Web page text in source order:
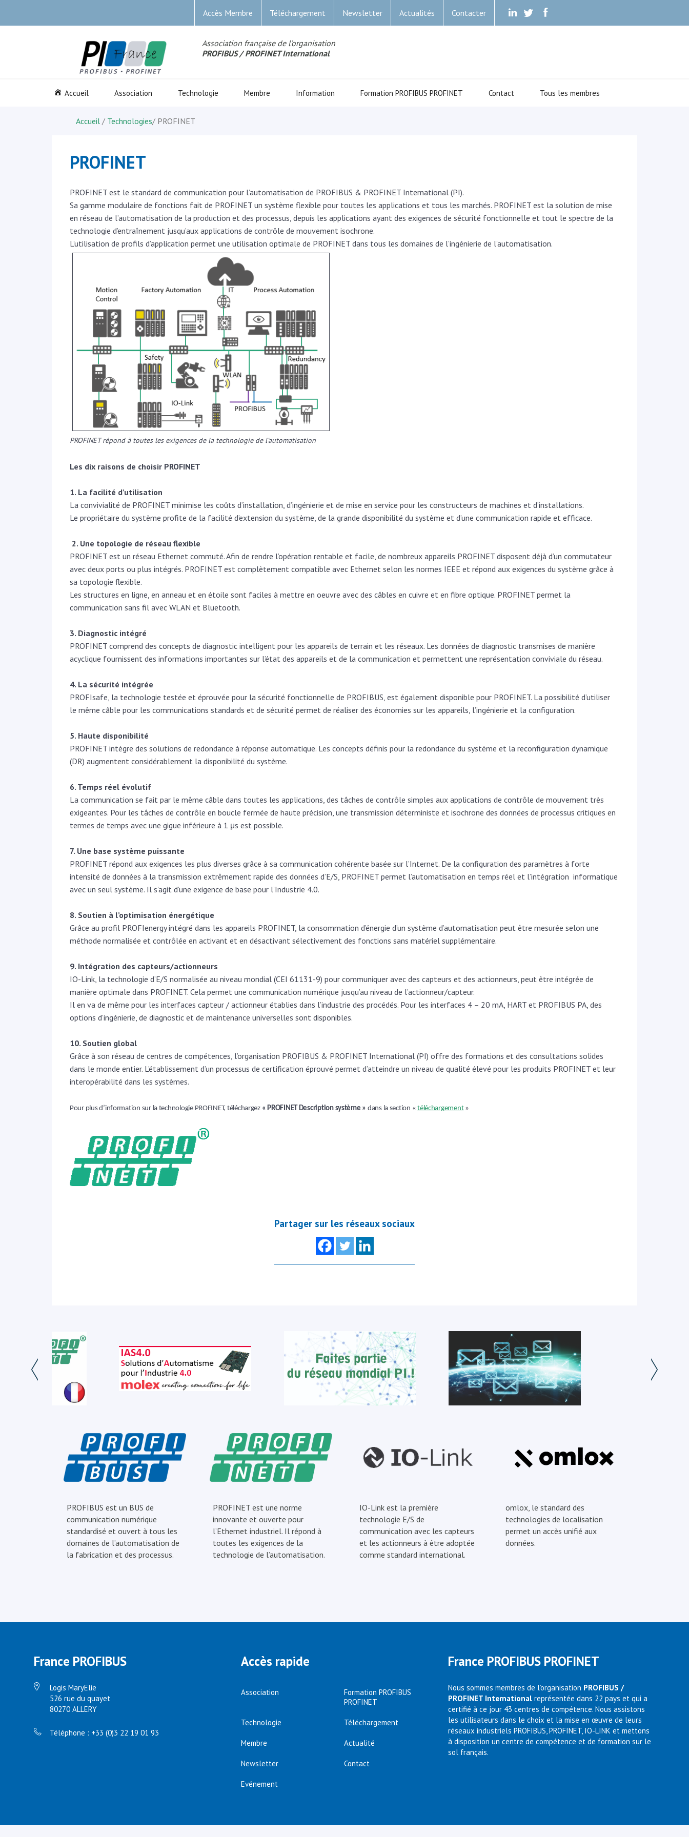
Accès Membre Téléchargement Newsletter Actualités Contacter . . .
Association française de l’organisation
PROFIBUS / PROFINET International
Accueil Association Technologie Membre Information Formation PROFIBUS PROFINET Contact Tous les membres
Accueil / Technologies/ PROFINET
PROFINET
PROFINET est le standard de communication pour l’automatisation de PROFIBUS & PROFINET International (PI).
Sa gamme modulaire de fonctions fait de PROFINET un système flexible pour toutes les applications et tous les marchés. PROFINET est la solution de mise
en réseau de l’automatisation de la production et des processus, depuis les applications ayant des exigences de sécurité fonctionnelle et tout le spectre de la
technologie d’entraînement jusqu’aux applications de contrôle de mouvement isochrone.
L’utilisation de profils d’application permet une utilisation optimale de PROFINET dans tous les domaines de l’ingénierie de l’automatisation.
PROFINET répond à toutes les exigences de la technologie de l’automatisation
Les dix raisons de choisir PROFINET
1. La facilité d’utilisation
La convivialité de PROFINET minimise les coûts d’installation, d’ingénierie et de mise en service pour les constructeurs de machines et d’installations.
Le propriétaire du système profite de la facilité d’extension du système, de la grande disponibilité du système et d’une communication rapide et efficace.
2. Une topologie de réseau flexible
PROFINET est un réseau Ethernet commuté. Afin de rendre l’opération rentable et facile, de nombreux appareils PROFINET disposent déjà d’un commutateur
avec deux ports ou plus intégrés. PROFINET est complètement compatible avec Ethernet selon les normes IEEE et répond aux exigences du système grâce à
sa topologie flexible.
Les structures en ligne, en anneau et en étoile sont faciles à mettre en oeuvre avec des câbles en cuivre et en fibre optique. PROFINET permet la
communication sans fil avec WLAN et Bluetooth.
3. Diagnostic intégré
PROFINET comprend des concepts de diagnostic intelligent pour les appareils de terrain et les réseaux. Les données de diagnostic transmises de manière
acyclique fournissent des informations importantes sur l’état des appareils et de la communication et permettent une représentation conviviale du réseau.
4. La sécurité intégrée
PROFIsafe, la technologie testée et éprouvée pour la sécurité fonctionnelle de PROFIBUS, est également disponible pour PROFINET. La possibilité d’utiliser
le même câble pour les communications standards et de sécurité permet de réaliser des économies sur les appareils, l’ingénierie et la configuration.
5. Haute disponibilité
PROFINET intègre des solutions de redondance à réponse automatique. Les concepts définis pour la redondance du système et la reconfiguration dynamique
(DR) augmentent considérablement la disponibilité du système.
6. Temps réel évolutif
La communication se fait par le même câble dans toutes les applications, des tâches de contrôle simples aux applications de contrôle de mouvement très
exigeantes. Pour les tâches de contrôle en boucle fermée de haute précision, une transmission déterministe et isochrone des données de processus critiques en
termes de temps avec une gigue inférieure à 1 μs est possible.
7. Une base système puissante
PROFINET répond aux exigences les plus diverses grâce à sa communication cohérente basée sur l’Internet. De la configuration des paramètres à forte
intensité de données à la transmission extrêmement rapide des données d’E/S, PROFINET permet l’automatisation en temps réel et l’intégration informatique
avec un seul système. Il s’agit d’une exigence de base pour l’Industrie 4.0.
8. Soutien à l’optimisation énergétique
Grâce au profil PROFIenergy intégré dans les appareils PROFINET, la consommation d’énergie d’un système d’automatisation peut être mesurée selon une
méthode normalisée et contrôlée en activant et en désactivant sélectivement des fonctions sans matériel supplémentaire.
9. Intégration des capteurs/actionneurs
IO-Link, la technologie d’E/S normalisée au niveau mondial (CEI 61131-9) pour communiquer avec des capteurs et des actionneurs, peut être intégrée de
manière optimale dans PROFINET. Cela permet une communication numérique jusqu’au niveau de l’actionneur/capteur.
Il en va de même pour les interfaces capteur / actionneur établies dans l’industrie des procédés. Pour les interfaces 4 – 20 mA, HART et PROFIBUS PA, des
options d’ingénierie, de diagnostic et de maintenance universelles sont disponibles.
10. Soutien global
Grâce à son réseau de centres de compétences, l’organisation PROFIBUS & PROFINET International (PI) offre des formations et des consultations solides
dans le monde entier. L’établissement d’un processus de certification éprouvé permet d’atteindre un niveau de qualité élevé pour les produits PROFINET et leur
interopérabilité dans les systèmes.
Pour plus d’information sur la technologie PROFINET, téléchargez « PROFINET Description système » dans la section «téléchargement»
Partager sur les réseaux sociaux
PROFIBUS est un BUS de
communication numérique
standardisé et ouvert à tous les
domaines de l’automatisation de
la fabrication et des processus.
PROFINET est une norme
innovante et ouverte pour
l’Ethernet industriel. Il répond à
toutes les exigences de la
technologie de l’automatisation.
IO-Link est la première
technologie E/S de
communication avec les capteurs
et les actionneurs à être adoptée
comme standard international.
omlox, le standard des
technologies de localisation
permet un accès unifié aux
données.
France PROFIBUS
Logis MaryElie
526 rue du quayet
80270 ALLERY
Téléphone : +33 (0)3 22 19 01 93
Accès rapide
Association
Formation PROFIBUS
PROFINET
Technologie Téléchargement
Membre Actualité
Newsletter Contact
Evénement
France PROFIBUS PROFINET
Nous sommes membres de l’organisation PROFIBUS /
PROFINET Internationalreprésentée dans 22 pays et qui a
certifié à ce jour 43 centres de compétence. Nous assistons
les utilisateurs dans le choix et la mise en œuvre de leurs
réseaux industriels PROFIBUS, PROFINET, IO-LINK et mettons
à disposition un centre de compétence et de formation sur le
sol français.